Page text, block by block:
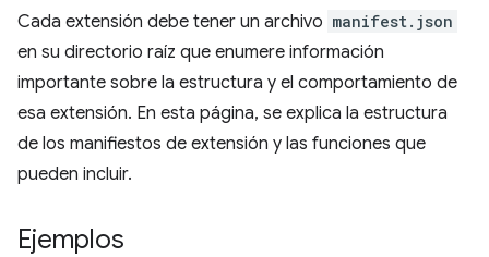
Cada extensión debe tener un archivo manifest.json
en su directorio raíz que enumere información
importante sobre la estructura y el comportamiento de
esa extensión. En esta página, se explica la estructura
de los manifiestos de extensión y las funciones que
pueden incluir.
Ejemplos